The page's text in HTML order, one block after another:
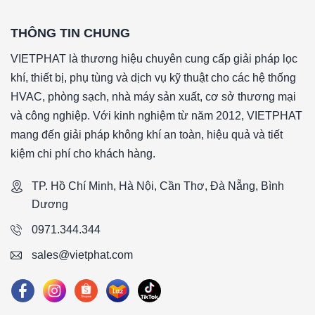
*Kích thước (WxHxD)mm: 592x592x292mm
####Lọc túi F9 khung nhôm 592x592x292mm/6PLọc túi
khung nhôm 592x592x292mm/6P
THÔNG TIN CHUNG
VIETPHAT là thương hiệu chuyên cung cấp giải pháp lọc
khí, thiết bị, phụ tùng và dịch vụ kỹ thuật cho các hệ thống
HVAC, phòng sạch, nhà máy sản xuất, cơ sở thương mại
và công nghiệp. Với kinh nghiệm từ năm 2012, VIETPHAT
mang đến giải pháp không khí an toàn, hiệu quả và tiết
kiệm chi phí cho khách hàng.
TP. Hồ Chí Minh, Hà Nội, Cần Thơ, Đà Nẵng, Bình
Dương
0971.344.344
sales@vietphat.com